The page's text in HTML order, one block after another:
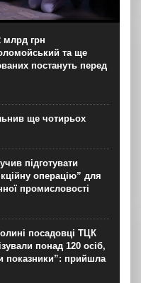
вцілілих
шокуючою заявою.
200”, де стався
корпусу. Заява...
млрд грн
та ще
постануть перед
ще чотирьох
підготувати
операцію” для
промисловості
посадовці ТЦК
понад 120 осіб,
показники”: прийшла